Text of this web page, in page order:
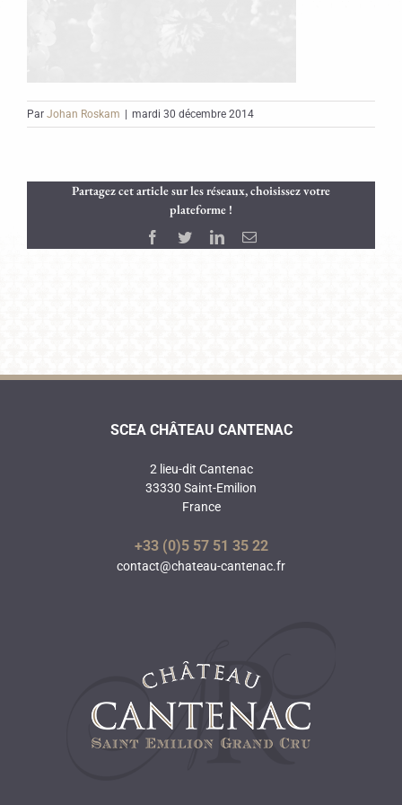
Par Johan Roskam mardi 30 décembre 2014
Partagez cet article sur les réseaux, choisissez votre
plateforme !
Facebook
TwitterLinkedInEmail
SCEA CHÂTEAU CANTENAC
2 lieu-dit Cantenac
33330 Saint-Emilion
France
+33 (0)5 57 51 35 22
contact@chateau-cantenac.fr